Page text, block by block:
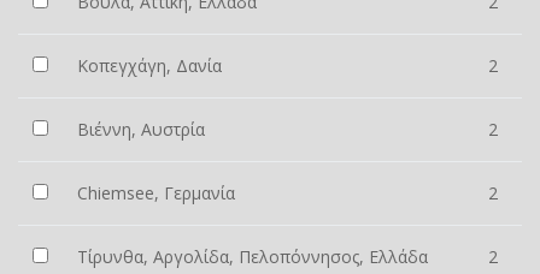
Κοπεγχάγη, Δανία 2
Βιέννη, Αυστρία 2
Chiemsee, Γερμανία 2
Τίρυνθα, Αργολίδα, Πελοπόννησος, Ελλάδα 2